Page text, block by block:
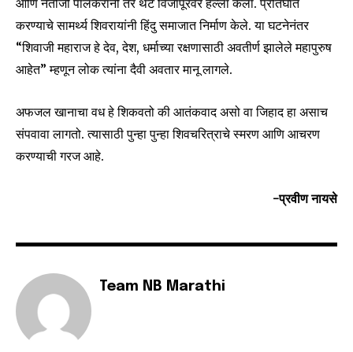
आणि नेतोजी पालकरांनी तर थेट विजापूरवर हल्ला केला. प्रतिघात
करण्याचे सामर्थ्य शिवरायांनी हिंदु समाजात निर्माण केले. या घटनेनंतर
“शिवाजी महाराज हे देव, देश, धर्माच्या रक्षणासाठी अवतीर्ण झालेले महापुरुष
आहेत” म्हणून लोक त्यांना दैवी अवतार मानू लागले.
अफजल खानाचा वध हे शिकवतो की आतंकवाद असो वा जिहाद हा असाच
संपवावा लागतो. त्यासाठी पुन्हा पुन्हा शिवचरित्राचे स्मरण आणि आचरण
करण्याची गरज आहे.
-प्रवीण नायसे
Team NB Marathi